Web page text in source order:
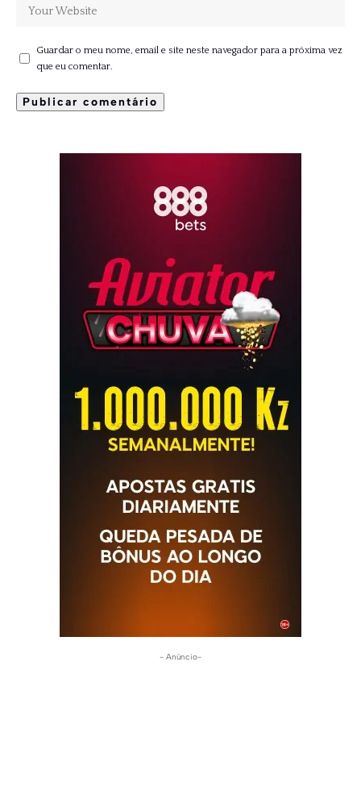
Guardar o meu nome, email e site neste navegador para a próxima vez
que eu comentar.
- Anúncio-